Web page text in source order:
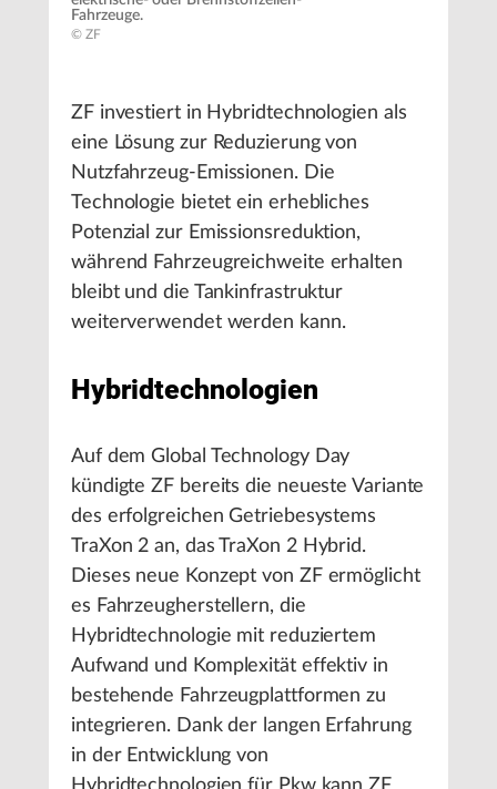
Fahrzeuge.
© ZF
ZF investiert in Hybridtechnologien als
eine Lösung zur Reduzierung von
Nutzfahrzeug-Emissionen. Die
Technologie bietet ein erhebliches
Potenzial zur Emissionsreduktion,
während Fahrzeugreichweite erhalten
bleibt und die Tankinfrastruktur
weiterverwendet werden kann.
Hybridtechnologien
Auf dem Global Technology Day
kündigte ZF bereits die neueste Variante
des erfolgreichen Getriebesystems
TraXon 2 an, das TraXon 2 Hybrid.
Dieses neue Konzept von ZF ermöglicht
es Fahrzeugherstellern, die
Hybridtechnologie mit reduziertem
Aufwand und Komplexität effektiv in
bestehende Fahrzeugplattformen zu
integrieren. Dank der langen Erfahrung
in der Entwicklung von